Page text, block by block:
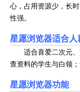
心，占用资源少，长
性强。
星愿浏览器适合人
适合喜爱二次元
查资料的学生与白领
星愿浏览器功能